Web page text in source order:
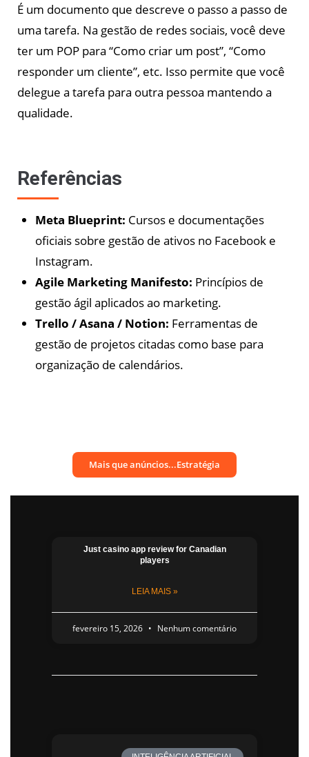
É um documento que descreve o passo a passo de
uma tarefa. Na gestão de redes sociais, você deve
ter um POP para “Como criar um post”, “Como
responder um cliente”, etc. Isso permite que você
delegue a tarefa para outra pessoa mantendo a
qualidade.
Referências
Meta Blueprint: Cursos e documentações
oficiais sobre gestão de ativos no Facebook e
Instagram.
Agile Marketing Manifesto: Princípios de
gestão ágil aplicados ao marketing.
Trello / Asana / Notion: Ferramentas de
gestão de projetos citadas como base para
organização de calendários.
Mais que anúncios...Estratégia
Just casino app​ review for Canadian
players
LEIA MAIS »
fevereiro 15, 2026 Nenhum comentário